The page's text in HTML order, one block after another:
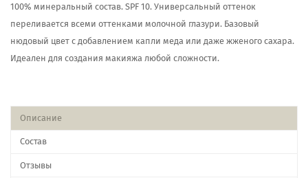
100% минеральный состав. SPF 10. Универсальный оттенок
переливается всеми оттенками молочной глазури. Базовый
нюдовый цвет с добавлением капли меда или даже жженого сахара.
Идеален для создания макияжа любой сложности.
Описание
Состав
Отзывы